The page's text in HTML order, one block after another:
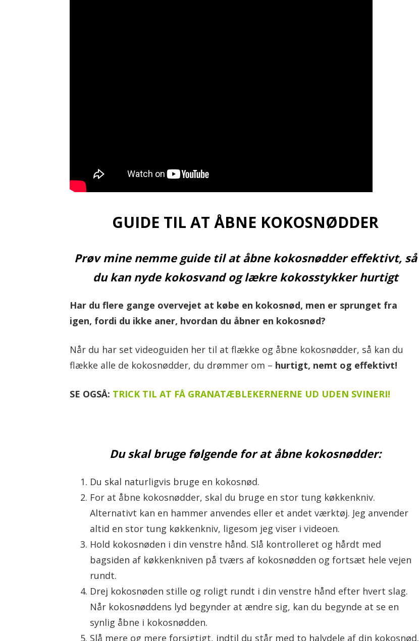
GUIDE TIL AT ÅBNE KOKOSNØDDER
Prøv mine nemme guide til at åbne kokosnødder effektivt, så
du kan nyde kokosvand og lækre kokosstykker hurtigt
Har du flere gange overvejet at købe en kokosnød, men er sprunget fra
igen, fordi du ikke aner, hvordan du åbner en kokosnød?
Når du har set videoguiden her til at flække og åbne kokosnødder, så kan du
flække alle de kokosnødder, du drømmer om – hurtigt, nemt og effektivt!
SE OGSÅ: TRICK TIL AT FÅ GRANATÆBLEKERNERNE UD UDEN SVINERI!
Du skal bruge følgende for at åbne kokosnødder:
Du skal naturligvis bruge en kokosnød.
For at åbne kokosnødder, skal du bruge en stor tung køkkenkniv.
Alternativt kan en hammer anvendes eller et andet værktøj. Jeg anvender
altid en stor tung køkkenkniv, ligesom jeg viser i videoen.
Hold kokosnøden i din venstre hånd. Slå kontrolleret og hårdt med
bagsiden af køkkenkniven på tværs af kokosnødden og fortsæt hele vejen
rundt.
Drej kokosnøden stille og roligt rundt i din venstre hånd efter hvert slag.
Når kokosnøddens lyd begynder at ændre sig, kan du begynde at se en
synlig åbne i kokosnødden.
Slå mere og mere forsigtigt, indtil du står med to halvdele af din kokosnød.